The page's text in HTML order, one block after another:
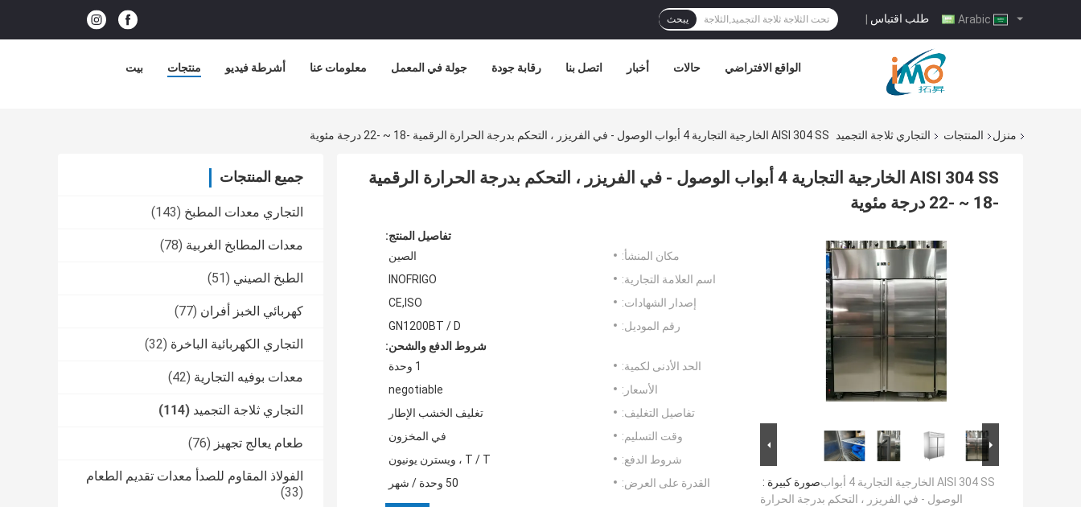
طلب اقتباس | يبحث
بيت منتجات أشرطة فيديو معلومات عنا جولة في المعمل رقابة جودة اتصل بنا أخبار حالات الواقع الافتراضي
منزل المنتجات التجاري ثلاجة التجميد AISI 304 SS الخارجية التجارية 4 أبواب الوصول - في الفريزر ، التحكم بدرجة الحرارة الرقمية -18 ~ -22 درجة مئوية
جميع المنتجات
التجاري معدات المطبخ (143)
معدات المطابخ الغربية (78)
الطبخ الصيني (51)
كهربائي الخبز أفران (77)
التجاري الكهربائية الباخرة (32)
معدات بوفيه التجارية (42)
التجاري ثلاجة التجميد (114)
طعام يعالج تجهيز (76)
الفولاذ المقاوم للصدأ معدات تقديم الطعام
(33)
AISI 304 SS الخارجية التجارية 4 أبواب الوصول - في الفريزر ، التحكم بدرجة الحرارة الرقمية
-18 ~ -22 درجة مئوية
صورة كبيرة :AISI 304 SS الخارجية التجارية 4 أبواب
الوصول - في الفريزر ، التحكم بدرجة الحرارة
تفاصيل المنتج:
مكان المنشأ:
الصين
اسم العلامة التجارية:
INOFRIGO
إصدار الشهادات:
CE,ISO
رقم الموديل:
GN1200BT / D
شروط الدفع والشحن:
الحد الأدنى لكمية:
1 وحدة
الأسعار:
negotiable
تفاصيل التغليف:
تغليف الخشب الإطار
وقت التسليم:
في المخزون
شروط الدفع:
T / T ، ويسترن يونيون
القدرة على العرض:
50 وحدة / شهر